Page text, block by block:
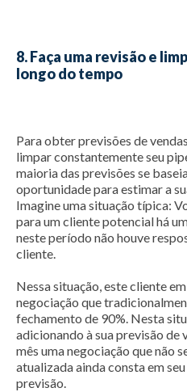
8. Faça uma revisão e
longo do tempo
Para obter previsões de
limpar constantemente seu
maioria das previsões se
oportunidade para estimar a
Imagine uma situação típica:
para um cliente potencial há
neste período não houve
cliente.
Nessa situação, este cliente
negociação que
fechamento de 90%. Nesta
adicionando à sua previsão de
mês uma negociação que não
atualizada ainda consta em
previsão.